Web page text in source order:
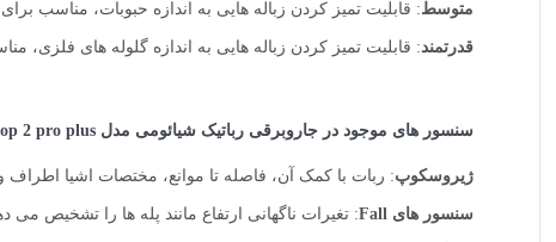
متوسط: قابلیت تمیز کردن زباله هایی به اندازه حبوبات، مناسب
قدرتمند: قابلیت تمیز کردن زباله هایی به اندازه گلوله های فلزی،
سنسور های موجود درجاروبرقی رباتیک شیائومی مدل Mi Robot Vacuum mop 2 pro plus
ژیروسکوپ: ربات با کمک آن، فاصله تا موانع، مختصات اشیا اطراف
سنسور هایFall: تغیرات ناگهانی ارتفاع مانند پله ها را تشخیص